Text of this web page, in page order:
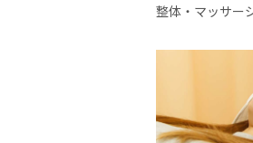
整体・マッサー